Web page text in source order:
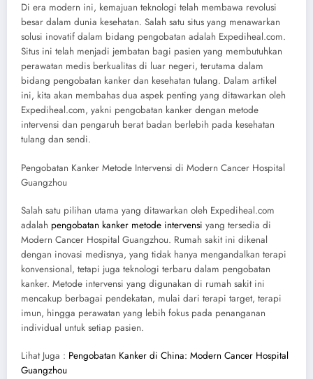
Di era modern ini, kemajuan teknologi telah membawa revolusi
besar dalam dunia kesehatan. Salah satu situs yang menawarkan
solusi inovatif dalam bidang pengobatan adalah Expediheal.com.
Situs ini telah menjadi jembatan bagi pasien yang membutuhkan
perawatan medis berkualitas di luar negeri, terutama dalam
bidang pengobatan kanker dan kesehatan tulang. Dalam artikel
ini, kita akan membahas dua aspek penting yang ditawarkan oleh
Expediheal.com, yakni pengobatan kanker dengan metode
intervensi dan pengaruh berat badan berlebih pada kesehatan
tulang dan sendi.
Pengobatan Kanker Metode Intervensi di Modern Cancer Hospital
Guangzhou
Salah satu pilihan utama yang ditawarkan oleh Expediheal.com
adalah pengobatan kanker metode intervensi yang tersedia di
Modern Cancer Hospital Guangzhou. Rumah sakit ini dikenal
dengan inovasi medisnya, yang tidak hanya mengandalkan terapi
konvensional, tetapi juga teknologi terbaru dalam pengobatan
kanker. Metode intervensi yang digunakan di rumah sakit ini
mencakup berbagai pendekatan, mulai dari terapi target, terapi
imun, hingga perawatan yang lebih fokus pada penanganan
individual untuk setiap pasien.
Lihat Juga : Pengobatan Kanker di China: Modern Cancer Hospital
Guangzhou